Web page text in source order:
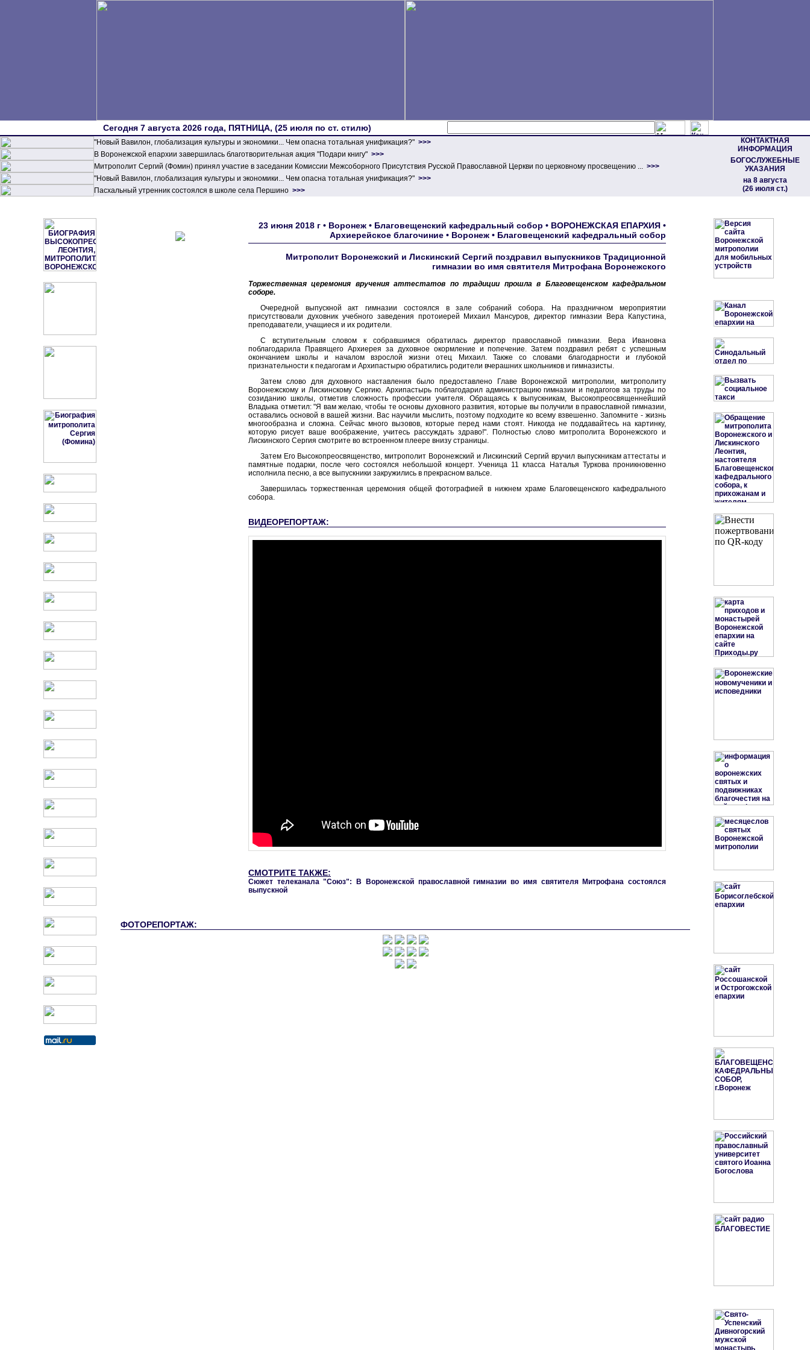
Сегодня 7 августа 2026 года, ПЯТНИЦА, (25 июля по ст. стилю)
"Новый Вавилон, глобализация культуры и экономики... Чем опасна тотальная унификация?" >>>
КОНТАКТНАЯ
ИНФОРМАЦИЯ
БОГОСЛУЖЕБНЫЕ
УКАЗАНИЯ
на 8 августа
(26 июля ст.)
В Воронежской епархии завершилась благотворительная акция "Подари книгу" >>>
Митрополит Сергий (Фомин) принял участие в заседании Комиссии Межсоборного Присутствия Русской Православной Церкви по церковному просвещению ... >>>
"Новый Вавилон, глобализация культуры и экономики... Чем опасна тотальная унификация?" >>>
Пасхальный утренник состоялся в школе села Першино >>>
23 июня 2018 г • Воронеж • Благовещенский кафедральный собор • ВОРОНЕЖСКАЯ ЕПАРХИЯ •
Архиерейское благочиние • Воронеж • Благовещенский кафедральный собор
Митрополит Воронежский и Лискинский Сергий поздравил выпускников Традиционной
гимназии во имя святителя Митрофана Воронежского
Торжественная церемония вручения аттестатов по традиции прошла в Благовещенском кафедральном
соборе.
Очередной выпускной акт гимназии состоялся в зале собраний собора. На праздничном мероприятии
присутствовали духовник учебного заведения протоиерей Михаил Мансуров, директор гимназии Вера Капустина,
преподаватели, учащиеся и их родители.
С вступительным словом к собравшимся обратилась директор православной гимназии. Вера Ивановна
поблагодарила Правящего Архиерея за духовное окормление и попечение. Затем поздравил ребят с успешным
окончанием школы и началом взрослой жизни отец Михаил. Также со словами благодарности и глубокой
признательности к педагогам и Архипастырю обратились родители вчерашних школьников и гимназисты.
Затем слово для духовного наставления было предоставлено Главе Воронежской митрополии, митрополиту
Воронежскому и Лискинскому Сергию. Архипастырь поблагодарил администрацию гимназии и педагогов за труды по
созиданию школы, отметив сложность профессии учителя. Обращаясь к выпускникам, Высокопреосвященнейший
Владыка отметил: "Я вам желаю, чтобы те основы духовного развития, которые вы получили в православной гимназии,
оставались основой в вашей жизни. Вас научили мыслить, поэтому подходите ко всему взвешенно. Запомните - жизнь
многообразна и сложна. Сейчас много вызовов, которые перед нами стоят. Никогда не поддавайтесь на картинку,
которую рисует ваше воображение, учитесь рассуждать здраво!". Полностью слово митрополита Воронежского и
Лискинского Сергия смотрите во встроенном плеере внизу страницы.
Затем Его Высокопреосвященство, митрополит Воронежский и Лискинский Сергий вручил выпускникам аттестаты и
памятные подарки, после чего состоялся небольшой концерт. Ученица 11 класса Наталья Туркова проникновенно
исполнила песню, а все выпускники закружились в прекрасном вальсе.
Завершилась торжественная церемония общей фотографией в нижнем храме Благовещенского кафедрального
собора.
ВИДЕОРЕПОРТАЖ:
СМОТРИТЕ ТАКЖЕ:
Сюжет телеканала "Союз": В Воронежской православной гимназии во имя святителя Митрофана состоялся
выпускной
ФОТОРЕПОРТАЖ: